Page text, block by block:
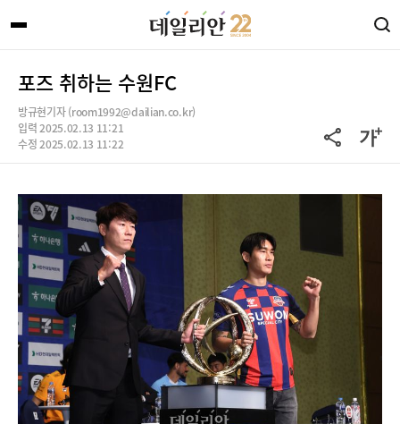
포즈 취하는 수원FC
방규현기자 (room1992@dailian.co.kr)
입력 2025.02.13 11:21
수정 2025.02.13 11:22